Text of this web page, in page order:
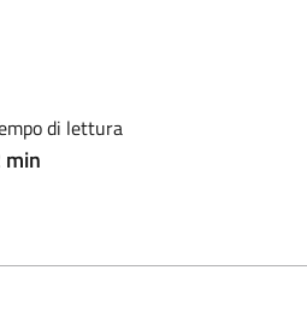
di lettura
min